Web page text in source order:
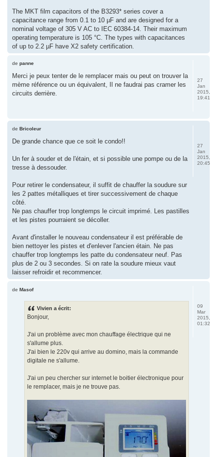
The MKT film capacitors of the B3293* series cover a
capacitance range from 0.1 to 10 µF and are designed for a
nominal voltage of 305 V AC to IEC 60384-14. Their maximum
operating temperature is 105 °C. The types with capacitances
of up to 2.2 µF have X2 safety certification.
de panne
Merci je peux tenter de le remplacer mais ou peut on trouver la
mème référence ou un équivalent, Il ne faudrai pas cramer les
circuits derrière.
27
Jan
2015,
19:41
de Bricoleur
De grande chance que ce soit le condo!!
Un fer à souder et de l'étain, et si possible une pompe ou de la
tresse à dessouder.
Pour retirer le condensateur, il suffit de chauffer la soudure sur
les 2 pattes métalliques et tirer successivement de chaque
côté.
Ne pas chauffer trop longtemps le circuit imprimé. Les pastilles
et les pistes pourraient se décoller.
Avant d'installer le nouveau condensateur il est préférable de
bien nettoyer les pistes et d'enlever l'ancien étain. Ne pas
chauffer trop longtemps les patte du condensateur neuf. Pas
plus de 2 ou 3 secondes. Si on rate la soudure mieux vaut
laisser refroidir et recommencer.
27
Jan
2015,
20:45
de Masof
Vivien a écrit:
Bonjour,
J'ai un problème avec mon chauffage électrique qui ne
s'allume plus.
J'ai bien le 220v qui arrive au domino, mais la commande
digitale ne s'allume.
J'ai un peu chercher sur internet le boitier électronique pour
le remplacer, mais je ne trouve pas.
09
Mar
2015,
01:32